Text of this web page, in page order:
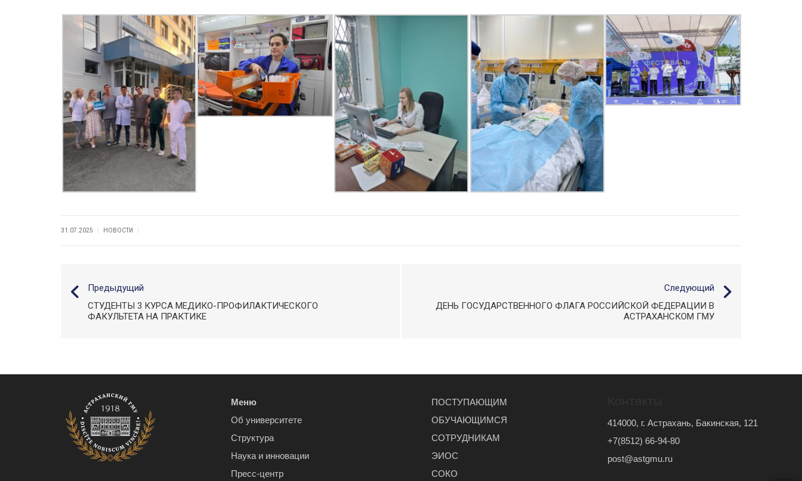
31.07.2025 НОВОСТИ
Предыдущий
СТУДЕНТЫ 3 КУРСА МЕДИКО-ПРОФИЛАКТИЧЕСКОГО
ФАКУЛЬТЕТА НА ПРАКТИКЕ
Следующий
ДЕНЬ ГОСУДАРСТВЕННОГО ФЛАГА РОССИЙСКОЙ ФЕДЕРАЦИИ В
АСТРАХАНСКОМ ГМУ
Меню
Об университете
Структура
Наука и инновации
Пресс-центр
ПОСТУПАЮЩИМ
ОБУЧАЮЩИМСЯ
СОТРУДНИКАМ
ЭИОС
СОКО
414000, г. Астрахань, Бакинская, 121
+7(8512) 66-94-80
post@astgmu.ru